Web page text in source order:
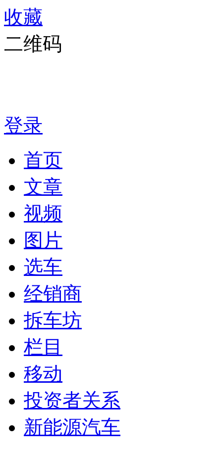
收藏
二维码
登录
首页
文章
视频
图片
选车
经销商
拆车坊
栏目
移动
投资者关系
新能源汽车